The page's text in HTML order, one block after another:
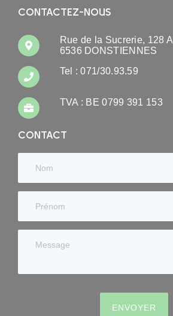
CONTACTEZ-NOUS
Rue de la Sucrerie, 128 A
6536 DONSTIENNES
Tel : 071/30.93.59
TVA : BE 0799 391 153
CONTACT
ENVOYER